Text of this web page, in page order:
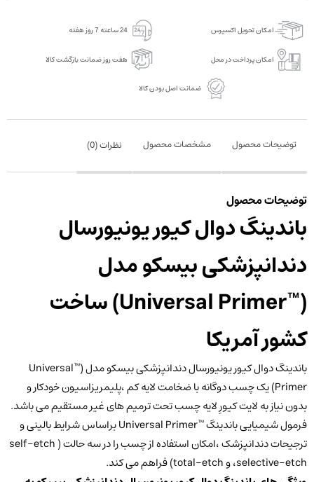
(™Universal
امکان تحویل اکسپرس 24 ساعته 7 روز هفته
امکان پرداخت در محل هفت روز ضمانت بازگشت کالا
ضمانت اصل بودن کالا
توضیحات محصول مشخصات محصول نظرات (0
)
توضیحات محصول
باندینگ دوال کیور یونیورسال
دندانپزشکی بیسکو مدل
(™Universal Primer) ساخت
کشور آمریکا
باندینگ دوال کیور یونیورسال دندانپزشکی بیسکو مدل (™Universal
Primer) یک چسب دوگانه با ضخامت لایه کم ،پلیمریزاسیون خودکار و
بدون نیاز به لایت کیورِ لایه چسب تحت ترمیم های غیر مستقیم می باشد.
فرمول شیمیایی باندینگ ™Universal Primer براساس شرایط بالینی و
ترجیحات دندانپزشک ،امکان استفاده از چسب را در سه حالت ( self-etch
،selective-etch و total-etch) فراهم می کند.